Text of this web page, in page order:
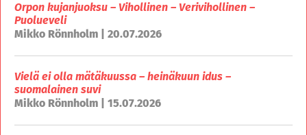
Orpon kujanjuoksu – Vihollinen – Verivihollinen –
Puolueveli
Mikko Rönnholm | 20.07.2026
Vielä ei olla mätäkuussa – heinäkuun idus –
suomalainen suvi
Mikko Rönnholm | 15.07.2026